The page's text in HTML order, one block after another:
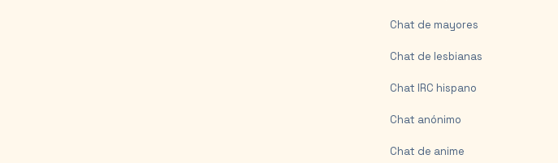
Chat de mayores
Chat de lesbianas
Chat IRC hispano
Chat anónimo
Chat de anime